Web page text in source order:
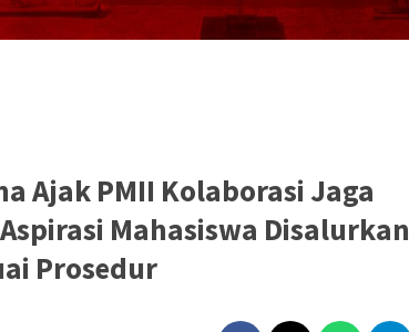
Ajak PMII Kolaborasi Jaga
Mahasiswa Disalurkan
Prosedur